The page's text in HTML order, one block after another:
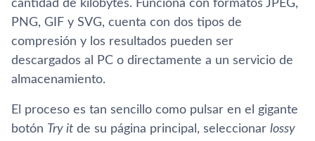
cantidad de kilobytes. Funciona con formatos JPEG,
PNG, GIF y SVG, cuenta con dos tipos de
compresión y los resultados pueden ser
descargados al PC o directamente a un servicio de
almacenamiento.
El proceso es tan sencillo como pulsar en el gigante
botón Try it de su página principal, seleccionar lossy